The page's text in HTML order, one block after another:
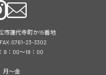
蓮代寺町か15番地
23-3302
9：00～18：00
月～金